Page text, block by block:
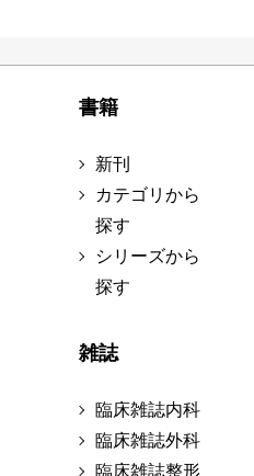
書籍
新刊
カテゴリから
探す
シリーズから
探す
雑誌
臨床雑誌内科
臨床雑誌外科
臨床雑誌整形